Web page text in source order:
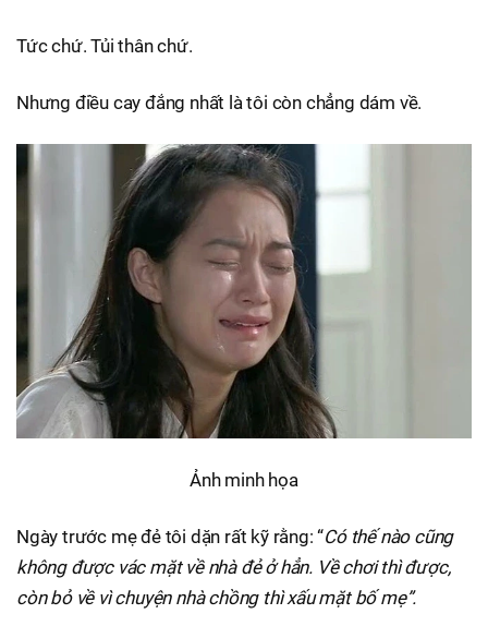
Tức chứ. Tủi thân chứ.
Nhưng điều cay đắng nhất là tôi còn chẳng dám về.
Ảnh minh họa
Ngày trước mẹ đẻ tôi dặn rất kỹ rằng: “Có thế nào cũng
không được vác mặt về nhà đẻ ở hẳn. Về chơi thì được,
còn bỏ về vì chuyện nhà chồng thì xấu mặt bố mẹ”.